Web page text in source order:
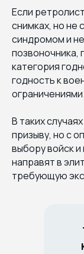
Если
снимках, но не
синдромом и
позвоночника,
категория
годность к
ограничениями.
В таких
призыву, но с
выбору войск
направят в
требующую